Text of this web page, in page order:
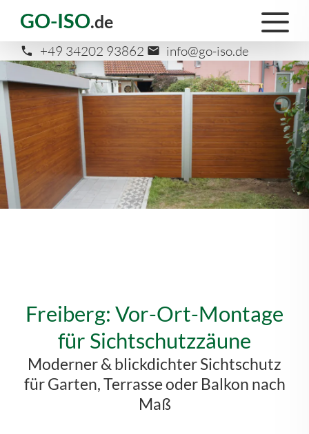
GO-ISO.de
+49 34202 93862 info@go-iso.de
Freiberg: Vor-Ort-Montage
für Sichtschutzzäune
Moderner & blickdichter Sichtschutz
für Garten, Terrasse oder Balkon nach
Maß